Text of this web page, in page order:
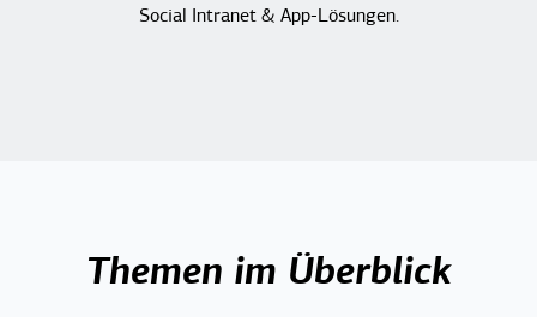
Social Intranet & App-Lösungen.
Themen im Überblick